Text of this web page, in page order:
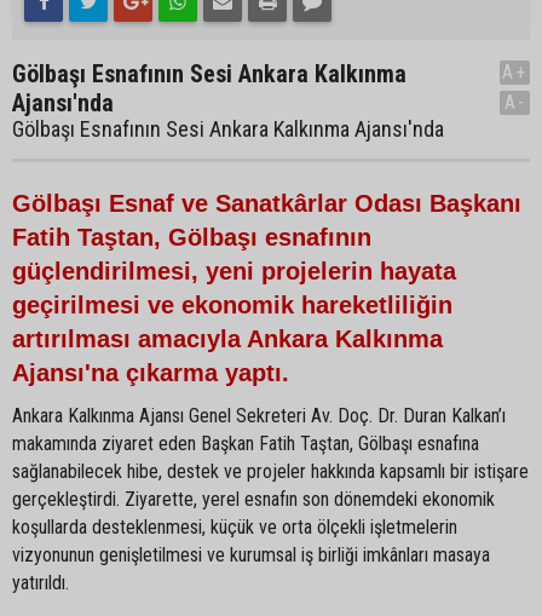
Gölbaşı Esnafının Sesi Ankara Kalkınma
Ajansı'nda
Gölbaşı Esnafının Sesi Ankara Kalkınma Ajansı'nda
A+
A-
Gölbaşı Esnaf ve Sanatkârlar Odası Başkanı
Fatih Taştan, Gölbaşı esnafının
güçlendirilmesi, yeni projelerin hayata
geçirilmesi ve ekonomik hareketliliğin
artırılması amacıyla Ankara Kalkınma
Ajansı'na çıkarma yaptı.
Ankara Kalkınma Ajansı Genel Sekreteri Av. Doç. Dr. Duran Kalkan’ı
makamında ziyaret eden Başkan Fatih Taştan, Gölbaşı esnafına
sağlanabilecek hibe, destek ve projeler hakkında kapsamlı bir istişare
gerçekleştirdi. Ziyarette, yerel esnafın son dönemdeki ekonomik
koşullarda desteklenmesi, küçük ve orta ölçekli işletmelerin
vizyonunun genişletilmesi ve kurumsal iş birliği imkânları masaya
yatırıldı.